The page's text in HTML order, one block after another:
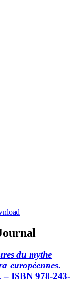
du mythe
européennes.
– ISBN 978-243-